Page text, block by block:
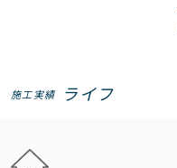
施工実績 ライフ